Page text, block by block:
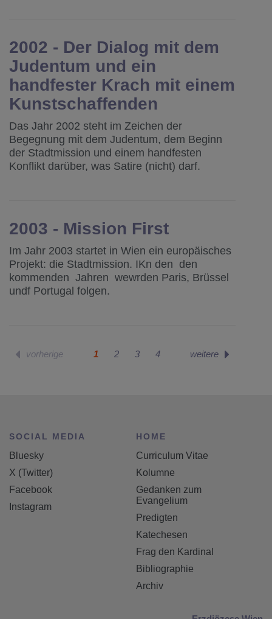
2002 - Der Dialog mit dem
Judentum und ein
handfester Krach mit einem
Kunstschaffenden
Das Jahr 2002 steht im Zeichen der
Begegnung mit dem Judentum, dem Beginn
der Stadtmission und einem handfesten
Konflikt darüber, was Satire (nicht) darf.
2003 - Mission First
Im Jahr 2003 startet in Wien ein europäisches
Projekt: die Stadtmission. IKn den den
kommenden Jahren wewrden Paris, Brüssel
undf Portugal folgen.
1 2 3 4
SOCIAL MEDIA
Bluesky
X (Twitter)
Facebook
Instagram
HOME
Curriculum Vitae
Kolumne
Gedanken zum
Evangelium
Predigten
Katechesen
Frag den Kardinal
Bibliographie
Archiv